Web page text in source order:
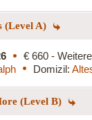
(Level A)
€ 660 -
Domizil:
(Level B)